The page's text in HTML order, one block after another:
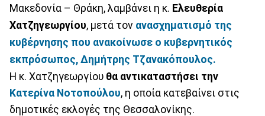
Μακεδονία – Θράκη, λαμβάνει η κ. Ελευθερία
Χατζηγεωργίου, μετά τον ανασχηματισμό της
κυβέρνησης που ανακοίνωσε ο κυβερνητικός
εκπρόσωπος, Δημήτρης Τζανακόπουλος.
Η κ. Χατζηγεωργίου θα αντικαταστήσει την
Κατερίνα Νοτοπούλου, η οποία κατεβαίνει στις
δημοτικές εκλογές της Θεσσαλονίκης.